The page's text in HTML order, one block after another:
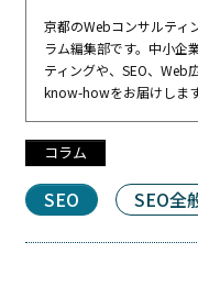
京都のWebコンサルティ
ラム編集部です。中小企
ティングや、SEO、Web
know-howをお届けします
コラム
SEO SEO全